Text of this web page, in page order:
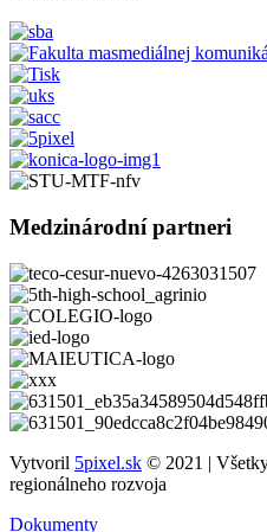
Medzinárodní partneri
Vytvoril 5pixel.sk © 2021 |
regionálneho rozvoja
Dokumenty